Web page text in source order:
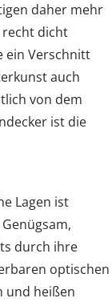
daher mehr
recht dicht
ein Verschnitt
auch
von dem
ist die
Lagen ist
durch ihre
optischen
und heißen